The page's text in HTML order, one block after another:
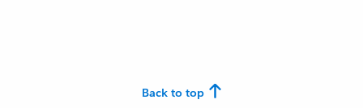
Back to top